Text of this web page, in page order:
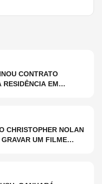
CONTRATO
RESIDÊNCIA EM
CHRISTOPHER NOLAN
UM FILME